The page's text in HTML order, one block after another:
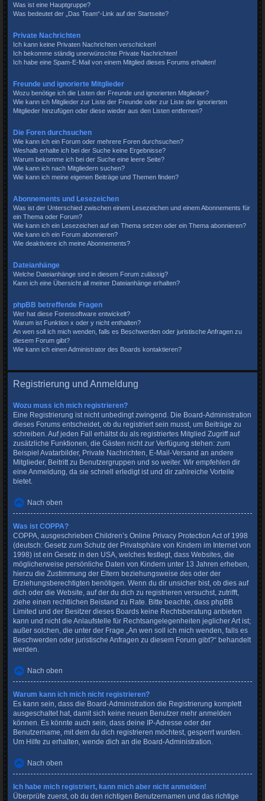
Was ist eine Hauptgruppe?
Was bedeutet der „Das Team“-Link auf der Startseite?
Private Nachrichten
Ich kann keine Privaten Nachrichten verschicken!
Ich bekomme ständig unerwünschte Private Nachrichten!
Ich habe eine Spam-E-Mail von einem Mitglied dieses Forums erhalten!
Freunde und ignorierte Mitglieder
Wozu benötige ich die Listen der Freunde und ignorierten Mitglieder?
Wie kann ich Mitglieder zur Liste der Freunde oder zur Liste der ignorierten
Mitglieder hinzufügen oder diese wieder aus den Listen entfernen?
Die Foren durchsuchen
Wie kann ich ein Forum oder mehrere Foren durchsuchen?
Weshalb erhalte ich bei der Suche keine Ergebnisse?
Warum bekomme ich bei der Suche eine leere Seite?
Wie kann ich nach Mitgliedern suchen?
Wie kann ich meine eigenen Beiträge und Themen finden?
Abonnements und Lesezeichen
Was ist der Unterschied zwischen einem Lesezeichen und einem Abonnements für
ein Thema oder Forum?
Wie kann ich ein Lesezeichen auf ein Thema setzen oder ein Thema abonnieren?
Wie kann ich ein Forum abonnieren?
Wie deaktiviere ich meine Abonnements?
Dateianhänge
Welche Dateianhänge sind in diesem Forum zulässig?
Kann ich eine Übersicht all meiner Dateianhänge erhalten?
phpBB betreffende Fragen
Wer hat diese Forensoftware entwickelt?
Warum ist Funktion x oder y nicht enthalten?
An wen soll ich mich wenden, falls es Beschwerden oder juristische Anfragen zu
diesem Forum gibt?
Wie kann ich einen Administrator des Boards kontaktieren?
Registrierung und Anmeldung
Wozu muss ich mich registrieren?
Eine Registrierung ist nicht unbedingt zwingend. Die Board-Administration
dieses Forums entscheidet, ob du registriert sein musst, um Beiträge zu
schreiben. Auf jeden Fall erhältst du als registriertes Mitglied Zugriff auf
zusätzliche Funktionen, die Gästen nicht zur Verfügung stehen: zum
Beispiel Avatarbilder, Private Nachrichten, E-Mail-Versand an andere
Mitglieder, Beitritt zu Benutzergruppen und so weiter. Wir empfehlen dir
eine Anmeldung, da sie schnell erledigt ist und dir zahlreiche Vorteile
bietet.
Nach oben
Was ist COPPA?
COPPA, ausgeschrieben Children’s Online Privacy Protection Act of 1998
(deutsch: Gesetz zum Schutz der Privatsphäre von Kindern im Internet von
1998) ist ein Gesetz in den USA, welches festlegt, dass Websites, die
möglicherweise persönliche Daten von Kindern unter 13 Jahren erheben,
hierzu die Zustimmung der Eltern beziehungsweise des oder der
Erziehungsberechtigten benötigen. Wenn du dir unsicher bist, ob dies auf
dich oder die Website, auf der du dich zu registrieren versuchst, zutrifft,
ziehe einen rechtlichen Beistand zu Rate. Bitte beachte, dass phpBB
Limited und der Besitzer dieses Boards keine Rechtsberatung anbieten
kann und nicht die Anlaufstelle für Rechtsangelegenheiten jeglicher Art ist;
außer solchen, die unter der Frage „An wen soll ich mich wenden, falls es
Beschwerden oder juristische Anfragen zu diesem Forum gibt?“ behandelt
werden.
Nach oben
Warum kann ich mich nicht registrieren?
Es kann sein, dass die Board-Administration die Registrierung komplett
ausgeschaltet hat, damit sich keine neuen Benutzer mehr anmelden
können. Es könnte auch sein, dass deine IP-Adresse oder der
Benutzername, mit dem du dich registrieren möchtest, gesperrt wurden.
Um Hilfe zu erhalten, wende dich an die Board-Administration.
Nach oben
Ich habe mich registriert, kann mich aber nicht anmelden!
Überprüfe zuerst, ob du den richtigen Benutzernamen und das richtige